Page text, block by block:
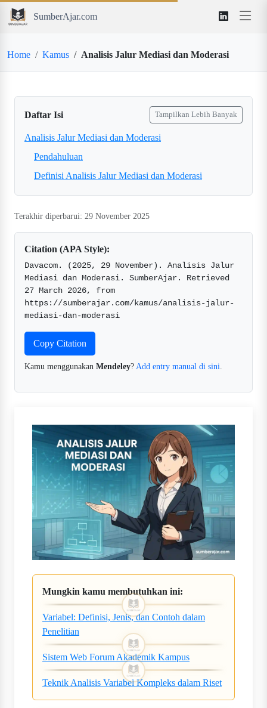
SumberAjar.com
Home Kamus Analisis Jalur Mediasi dan Moderasi
Daftar Isi Tampilkan Lebih Banyak
Analisis Jalur Mediasi dan Moderasi
Pendahuluan
Definisi Analisis Jalur Mediasi dan Moderasi
Terakhir diperbarui: 29 November 2025
Citation (APA Style):
Davacom. (2025, 29 November). Analisis Jalur
Mediasi dan Moderasi. SumberAjar. Retrieved
27 March 2026, from
https://sumberajar.com/kamus/analisis-jalur-
mediasi-dan-moderasi
Copy Citation
Kamu menggunakan Mendeley? Add entry manual di sini.
Mungkin kamu membutuhkan ini:
Variabel: Definisi, Jenis, dan Contoh dalam
Penelitian
Sistem Web Forum Akademik Kampus
Teknik Analisis Variabel Kompleks dalam Riset